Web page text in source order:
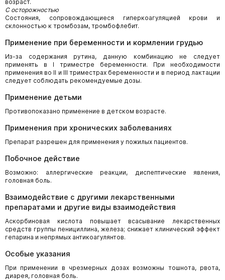
возраст.
C осторожностью
Состояния, сопровождающиеся гиперкоагуляцией крови и
склонностью к тромбозам, тромбофлебит.
Применение при беременности и кормлении грудью
Из-за содержания рутина, данную комбинацию не следует
применять в I триместре беременности. При необходимости
применения во II и III триместрах беременности и в период лактации
следует соблюдать рекомендуемые дозы.
Применение детьми
Противопоказано применение в детском возрасте.
Применения при хронических заболеваниях
Препарат разрешен для применения у пожилых пациентов.
Побочное действие
Возможно: аллергические реакции, диспептические явления,
головная боль.
Взаимодействие с другими лекарственными
препаратами и другие виды взаимодействия
Аскорбиновая кислота повышает всасывание лекарственных
средств группы пенициллина, железа; снижает клинический эффект
гепарина и непрямых антикоагулянтов.
Особые указания
При применении в чрезмерных дозах возможны тошнота, рвота,
диарея, головная боль.